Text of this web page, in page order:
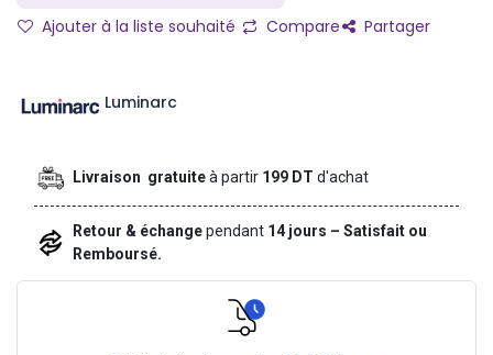
Ajouter à la liste souhaité Compare Partager
Luminarc
Livraison gratuiteà partir 199 DTd'achat
Retour & échangependant 14 jours – Satisfait ou
Remboursé.